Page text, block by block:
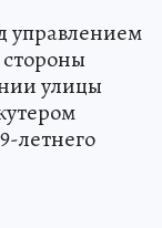
управлением
стороны
улицы
летнего